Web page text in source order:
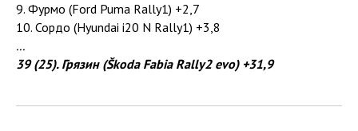
9. Фурмо (Ford Puma Rally1) +2,7
10. Сордо (Hyundai i20 N Rally1) +3,8
...
39 (25). Грязин (Škoda Fabia Rally2 evo) +31,9